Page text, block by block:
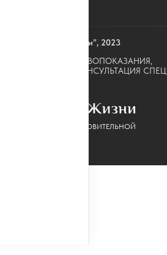
ИМЕЮТСЯ ПРОТИВОПОКАЗАНИЯ,
НЕОБХОДИМА КОНСУЛЬТАЦИЯ
© “Качество Жизни”, 2023
КЛИНИКА ВОССТАНОВИТЕЛЬНОЙ